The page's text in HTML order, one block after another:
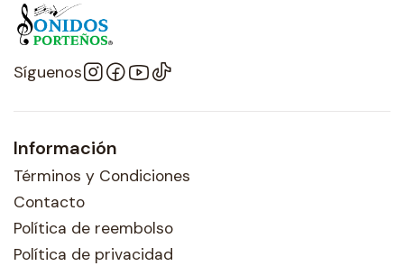
Síguenos
Información
Términos y Condiciones
Contacto
Política de reembolso
Política de privacidad